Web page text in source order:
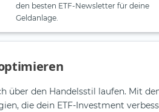
den besten ETF-Newsletter für deine
Geldanlage.
über den Handelsstil laufen. Mit
die dein ETF-Investment